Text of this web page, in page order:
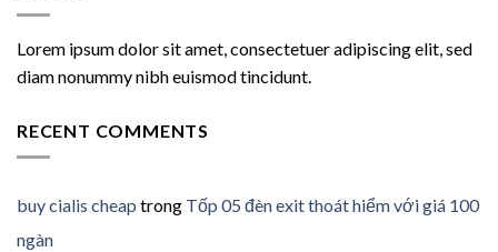
Lorem ipsum dolor sit amet, consectetuer adipiscing elit, sed
diam nonummy nibh euismod tincidunt.
RECENT COMMENTS
buy cialis cheap trong Tốp 05 đèn exit thoát hiểm với giá 100
ngàn